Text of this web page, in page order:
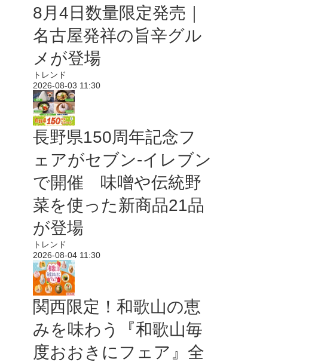
8月4日数量限定発売｜
名古屋発祥の旨辛グル
メが登場
トレンド
2026-08-03 11:30
長野県150周年記念フ
ェアがセブン-イレブン
で開催 味噌や伝統野
菜を使った新商品21品
が登場
トレンド
2026-08-04 11:30
関西限定！和歌山の恵
みを味わう『和歌山毎
度おおきにフェア』全